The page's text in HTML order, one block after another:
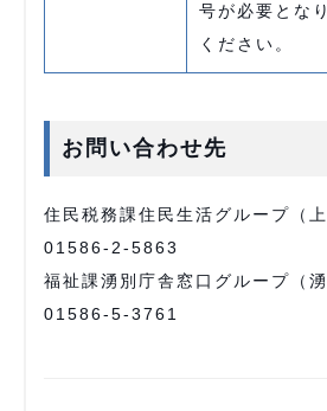
号が必要とな
ください。
お問い合わせ先
住民税務課住民生活グループ（
01586-2-5863
福祉課湧別庁舎窓口グループ（
01586-5-3761